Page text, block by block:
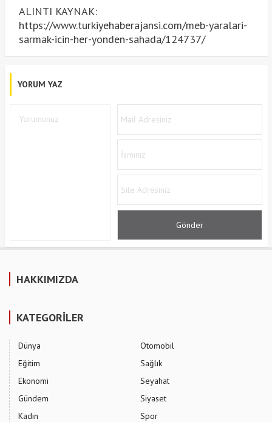
ALINTI KAYNAK:
https://www.turkiyehaberajansi.com/meb-yaralari-
sarmak-icin-her-yonden-sahada/124737/
YORUM YAZ
HAKKIMIZDA
KATEGORİLER
Dünya
Eğitim
Ekonomi
Gündem
Kadın
Otomobil
Sağlık
Seyahat
Siyaset
Spor